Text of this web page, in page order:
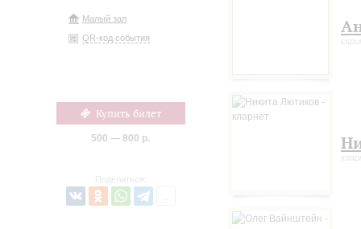
Малый зал
QR-код события
Купить билет
500 — 800 р.
Поделиться: